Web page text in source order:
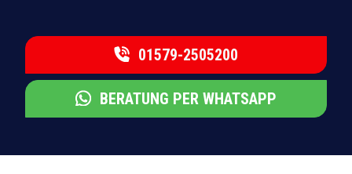
01579-2505200
BERATUNG PER WHATSAPP